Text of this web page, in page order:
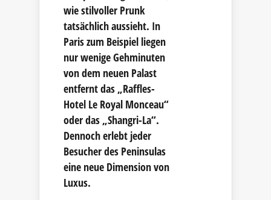
wie stilvoller Prunk
tatsächlich aussieht. In
Paris zum Beispiel liegen
nur wenige Gehminuten
von dem neuen Palast
entfernt das „Raffles-
Hotel Le Royal Monceau“
oder das „Shangri-La“.
Dennoch erlebt jeder
Besucher des Peninsulas
eine neue Dimension von
Luxus.